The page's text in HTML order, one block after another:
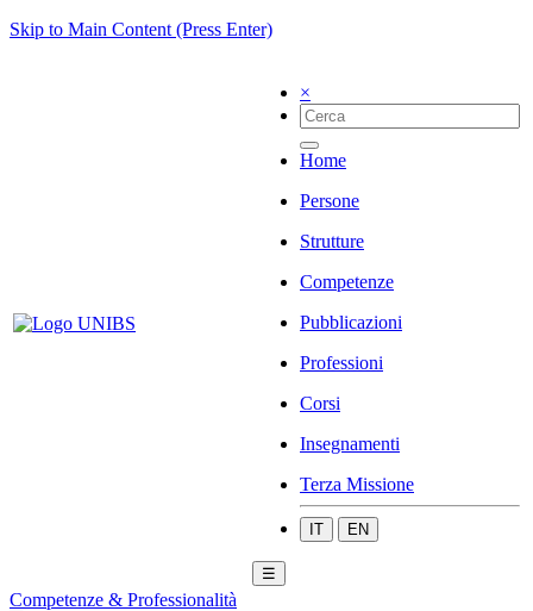
Skip to Main Content (Press Enter)
×
Home
Persone
Strutture
Competenze
Pubblicazioni
Professioni
Corsi
Insegnamenti
Terza Missione
IT EN
☰
Competenze & Professionalità